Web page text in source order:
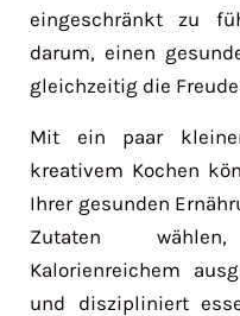
eingeschränkt zu
darum, einen
gleichzeitig die
Mit ein paar
kreativem Kochen
Ihrer gesunden
Zutaten
Kalorienreichem
und diszipliniert